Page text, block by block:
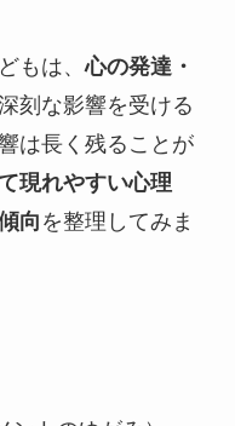
もは、心の発達・
刻な影響を受ける
は長く残ることが
現れやすい心理
向 を整理してみま